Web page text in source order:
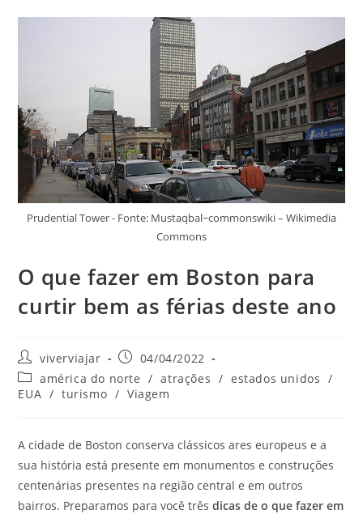
Prudential Tower - Fonte: Mustaqbal~commonswiki – Wikimedia
Commons
O que fazer em Boston para
curtir bem as férias deste ano
Autor
do
post:
viverviajar
Post
publicado:
04/04/2022
Categoria
do
américa do norte / atrações / estados unidos /
EUA / turismo / Viagem
A cidade de Boston conserva clássicos ares europeus e a
sua história está presente em monumentos e construções
centenárias presentes na região central e em outros
bairros. Preparamos para você trêsdicas de o que fazer em